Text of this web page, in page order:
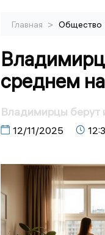
Главная > Общество
среднем
Владимирцы берут
12/11/2025